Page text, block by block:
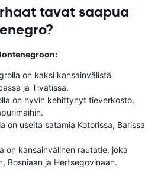
tavat saapua
on kaksi kansainvälistä
ja Tivatissa.
on hyvin kehittynyt tieverkosto,
on useita satamia Kotorissa, Barissa
on kansainvälinen rautatie, joka
Bosniaan ja Hertsegovinaan.